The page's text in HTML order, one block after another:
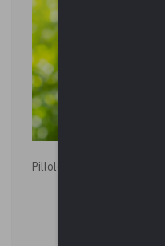
Pillole ambientali | 2026